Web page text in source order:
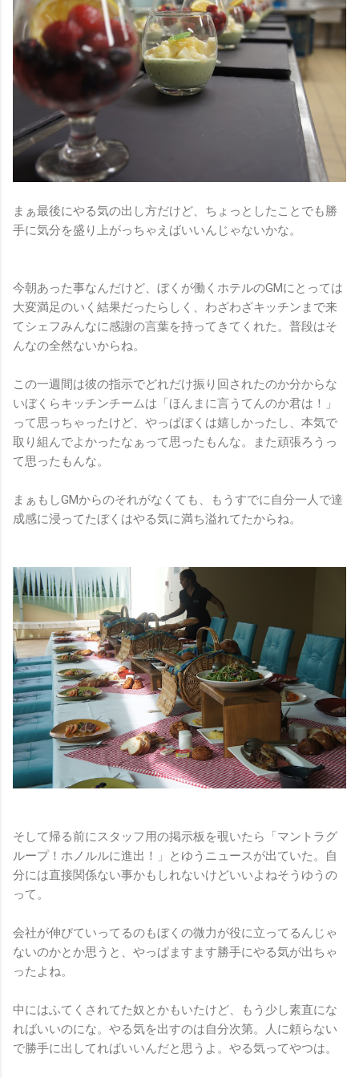
まぁ最後にやる気の出し方だけど、ちょっとしたことでも勝
手に気分を盛り上がっちゃえばいいんじゃないかな。
今朝あった事なんだけど、ぼくが働くホテルのGMにとっては
大変満足のいく結果だったらしく、わざわざキッチンまで来
てシェフみんなに感謝の言葉を持ってきてくれた。普段はそ
んなの全然ないからね。
この一週間は彼の指示でどれだけ振り回されたのか分からな
いぼくらキッチンチームは「ほんまに言うてんのか君は！」
って思っちゃったけど、やっぱぼくは嬉しかったし、本気で
取り組んでよかったなぁって思ったもんな。また頑張ろうっ
て思ったもんな。
まぁもしGMからのそれがなくても、もうすでに自分一人で達
成感に浸ってたぼくはやる気に満ち溢れてたからね。
そして帰る前にスタッフ用の掲示板を覗いたら「マントラグ
ループ！ホノルルに進出！」とゆうニュースが出ていた。自
分には直接関係ない事かもしれないけどいいよねそうゆうの
って。
会社が伸びていってるのもぼくの微力が役に立ってるんじゃ
ないのかとか思うと、やっぱますます勝手にやる気が出ちゃ
ったよね。
中にはふてくされてた奴とかもいたけど、もう少し素直にな
ればいいのにな。やる気を出すのは自分次第。人に頼らない
で勝手に出してればいいんだと思うよ。やる気ってやつは。